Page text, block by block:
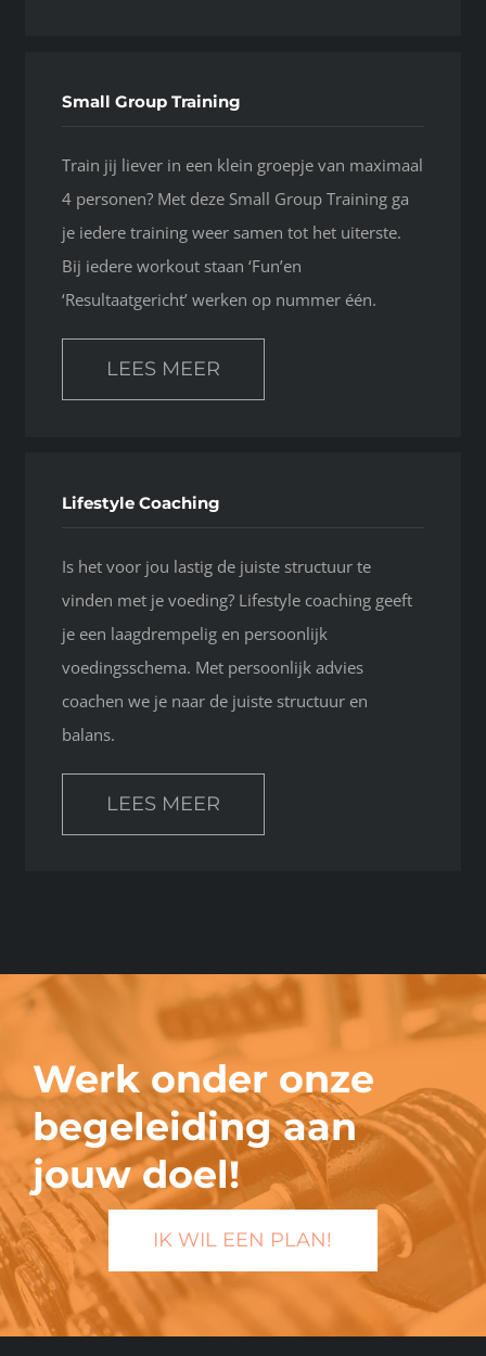
Small Group Training
Train jij liever in een klein groepje van maximaal
4 personen? Met deze Small Group Training ga
je iedere training weer samen tot het uiterste.
Bij iedere workout staan ‘Fun’en
‘Resultaatgericht’ werken op nummer één.
LEES MEER
Lifestyle Coaching
Is het voor jou lastig de juiste structuur te
vinden met je voeding? Lifestyle coaching geeft
je een laagdrempelig en persoonlijk
voedingsschema. Met persoonlijk advies
coachen we je naar de juiste structuur en
balans.
LEES MEER
Werk onder onze
begeleiding aan
jouw doel!
IK WIL EEN PLAN!